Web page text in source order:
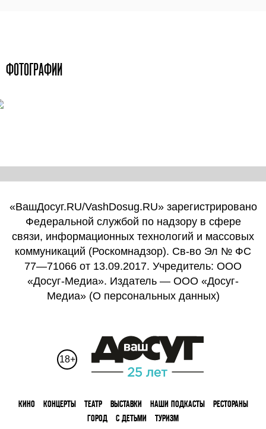
ФОТОГРАФИИ
«ВашДосуг.RU/VashDosug.RU» зарегистрировано
Федеральной службой по надзору в сфере
связи, информационных технологий и массовых
коммуникаций (Роскомнадзор). Св-во Эл № ФС
77—71066 от 13.09.2017. Учредитель: ООО
«Досуг-Медиа». Издатель — ООО «Досуг-
Медиа» (О персональных данных)
18+
КИНО КОНЦЕРТЫ ТЕАТР ВЫСТАВКИ НАШИ ПОДКАСТЫ
РЕСТОРАНЫ
ГОРОД
С ДЕТЬМИ ТУРИЗМ